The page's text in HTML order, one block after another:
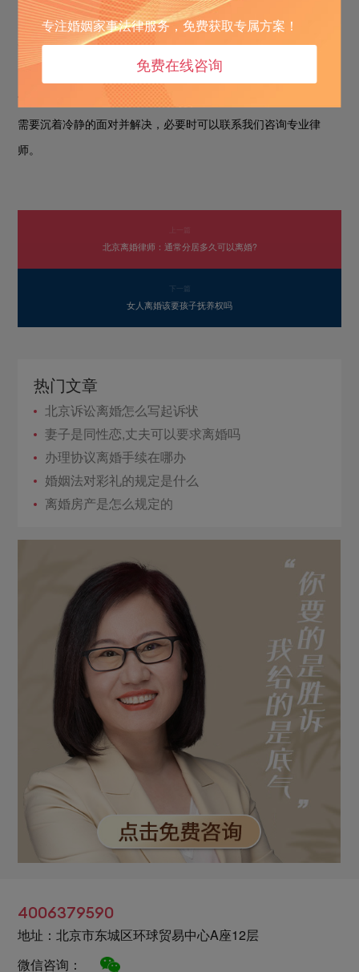
总之，离婚双方只要对离婚和其他附带问题持有异议，双方
又不能经过协商取得一致意见的，可起诉到人民法院解决。
查看了上面文章的内容，相信已经已经对什么样的证据有利
的问题进行了解答。实践中我们遇到法律方面的问题时，
需要沉着冷静的面对并解决，必要时可以联系我们咨询专业律
师。
上一篇
北京离婚律师：通常分居多久可以离婚?
下一篇
女人离婚该要孩子抚养权吗
热门文章
北京诉讼离婚怎么写起诉状
妻子是同性恋,丈夫可以要求离婚吗
办理协议离婚手续在哪办
婚姻法对彩礼的规定是什么
离婚房产是怎么规定的
4006379590
地址：北京市东城区环球贸易中心A座12层
微信咨询：
专注婚姻家事法律服务，免费获取专属方案！
免费在线咨询